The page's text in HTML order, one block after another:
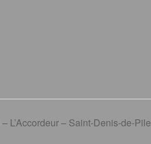
L’Accordeur – Saint-Denis-de-Pile